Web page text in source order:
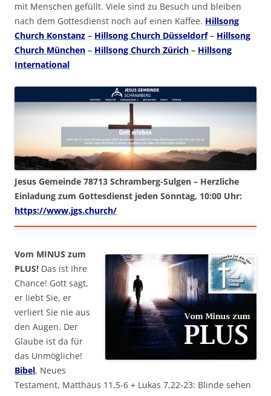
mit Menschen gefüllt. Viele sind zu Besuch und bleiben
nach dem Gottesdienst noch auf einen Kaffee. Hillsong
Church Konstanz – Hillsong Church Düsseldorf– Hillsong
Church München – Hillsong Church Zürich – Hillsong
International
Jesus Gemeinde 78713 Schramberg-Sulgen – Herzliche
Einladung zum Gottesdienst jeden Sonntag, 10:00 Uhr:
https://www.jgs.church/
Vom MINUS zum
PLUS! Das ist Ihre
Chance! Gott sagt,
er liebt Sie, er
verliert Sie nie aus
den Augen. Der
Glaube ist da für
das Unmögliche!
Bibel, Neues
Testament, Matthäus 11,5-6 + Lukas 7,22-23: Blinde sehen